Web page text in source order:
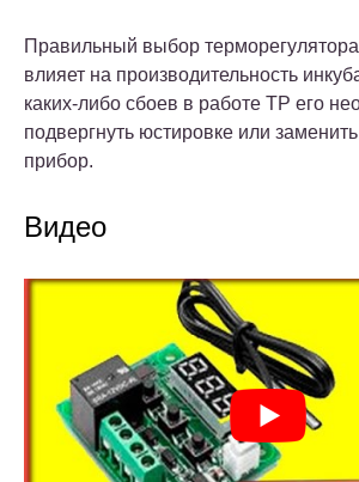
Правильный выбор терморегулятора
влияет на производительность
каких-либо сбоев в работе ТР его
подвергнуть юстировке или
прибор.
Видео